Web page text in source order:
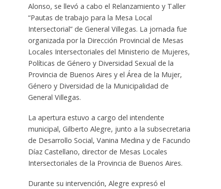
Alonso, se llevó a cabo el Relanzamiento y Taller
“Pautas de trabajo para la Mesa Local
Intersectorial” de General Villegas. La jornada fue
organizada por la Dirección Provincial de Mesas
Locales Intersectoriales del Ministerio de Mujeres,
Políticas de Género y Diversidad Sexual de la
Provincia de Buenos Aires y el Área de la Mujer,
Género y Diversidad de la Municipalidad de
General Villegas.
La apertura estuvo a cargo del intendente
municipal, Gilberto Alegre, junto a la subsecretaria
de Desarrollo Social, Vanina Medina y de Facundo
Díaz Castellano, director de Mesas Locales
Intersectoriales de la Provincia de Buenos Aires.
Durante su intervención, Alegre expresó el